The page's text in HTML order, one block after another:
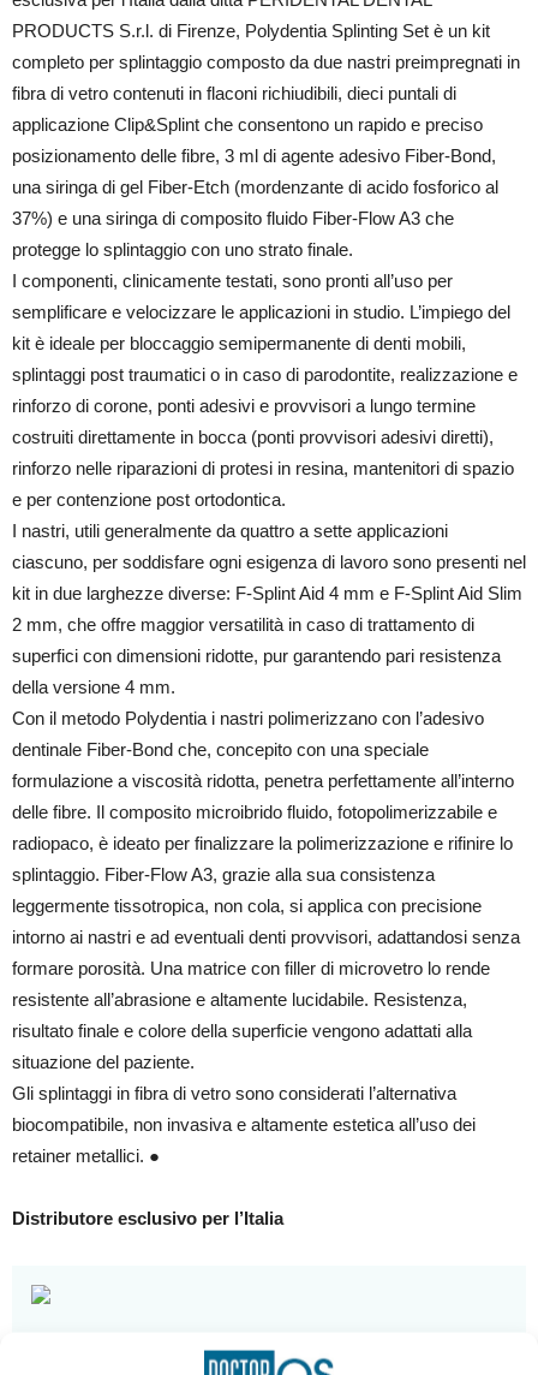
PRODUCTS S.r.l. di Firenze, Polydentia Splinting Set è un kit
completo per splintaggio composto da due nastri preimpregnati in
fibra di vetro contenuti in flaconi richiudibili, dieci puntali di
applicazione Clip&Splint che consentono un rapido e preciso
posizionamento delle fibre, 3 ml di agente adesivo Fiber-Bond,
una siringa di gel Fiber-Etch (mordenzante di acido fosforico al
37%) e una siringa di composito fluido Fiber-Flow A3 che
protegge lo splintaggio con uno strato finale.
I componenti, clinicamente testati, sono pronti all’uso per
semplificare e velocizzare le applicazioni in studio. L’impiego del
kit è ideale per bloccaggio semipermanente di denti mobili,
splintaggi post traumatici o in caso di parodontite, realizzazione e
rinforzo di corone, ponti adesivi e provvisori a lungo termine
costruiti direttamente in bocca (ponti provvisori adesivi diretti),
rinforzo nelle riparazioni di protesi in resina, mantenitori di spazio
e per contenzione post ortodontica.
I nastri, utili generalmente da quattro a sette applicazioni
ciascuno, per soddisfare ogni esigenza di lavoro sono presenti nel
kit in due larghezze diverse: F-Splint Aid 4 mm e F-Splint Aid Slim
2 mm, che offre maggior versatilità in caso di trattamento di
superfici con dimensioni ridotte, pur garantendo pari resistenza
della versione 4 mm.
Con il metodo Polydentia i nastri polimerizzano con l’adesivo
dentinale Fiber-Bond che, concepito con una speciale
formulazione a viscosità ridotta, penetra perfettamente all’interno
delle fibre. Il composito microibrido fluido, fotopolimerizzabile e
radiopaco, è ideato per finalizzare la polimerizzazione e rifinire lo
splintaggio. Fiber-Flow A3, grazie alla sua consistenza
leggermente tissotropica, non cola, si applica con precisione
intorno ai nastri e ad eventuali denti provvisori, adattandosi senza
formare porosità. Una matrice con filler di microvetro lo rende
resistente all’abrasione e altamente lucidabile. Resistenza,
risultato finale e colore della superficie vengono adattati alla
situazione del paziente.
Gli splintaggi in fibra di vetro sono considerati l’alternativa
biocompatibile, non invasiva e altamente estetica all’uso dei
retainer metallici. ●
Distributore esclusivo per l’Italia